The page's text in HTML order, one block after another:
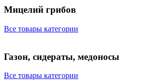
Мицелий грибов
Все товары категории
Газон, сидераты, медоносы
Все товары категории